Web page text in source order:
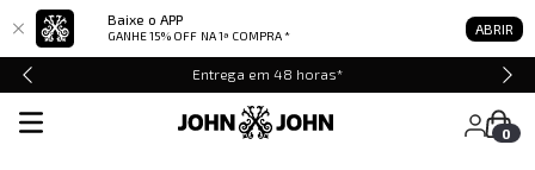
Baixe o APP
GANHE 15% OFF NA 1ª COMPRA * ABRIR
Entrega em 48 horas*
0